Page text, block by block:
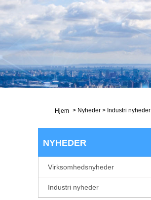
Hjem > Nyheder > Industri nyheder
NYHEDER
Virksomhedsnyheder
Industri nyheder